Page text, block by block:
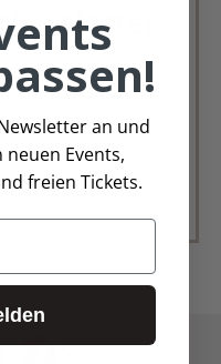
aktuell.
ein &
mehran und
Events,
freien Tickets.